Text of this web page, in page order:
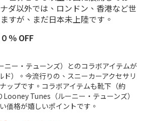
ダ以外では、ロンドン、香港など世
すが、まだ日本未上陸です。
％ OFF
ー・テューンズ）とのコラボアイテムが
ド）。 今流行りの、スニーカーアクセサリ
ップです。コラボアイテムも靴下（約
Looney Tunes（ルーニー・テューンズ）
価格が嬉しいポイントです。